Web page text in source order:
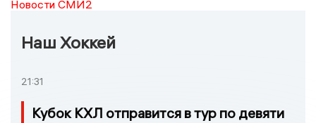
Новости СМИ2
Наш Хоккей
21:31
Кубок КХЛ отправится в тур по девяти